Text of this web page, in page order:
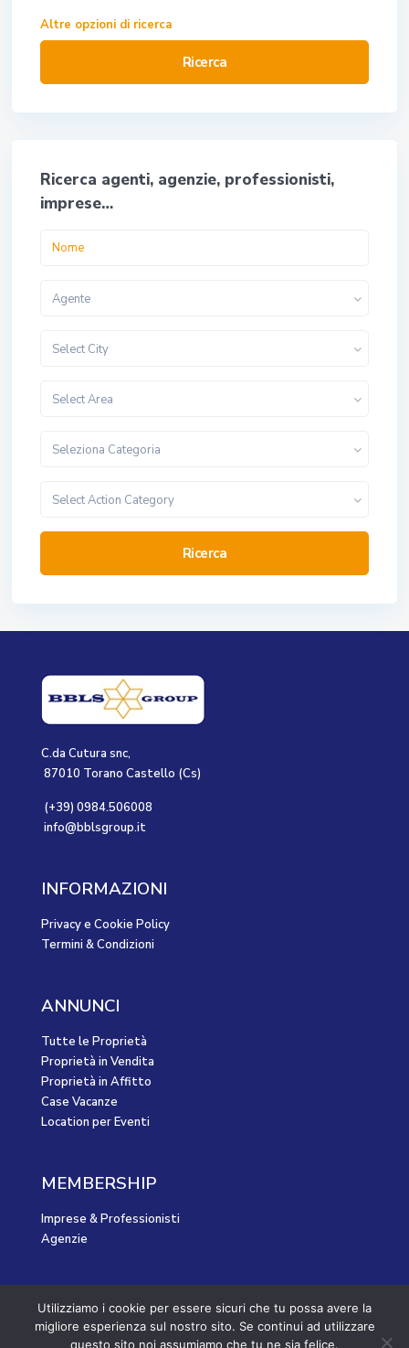
Altre opzioni di ricerca
Ricerca
Ricerca agenti, agenzie, professionisti,
imprese…
Agente
Select City
Select Area
Seleziona Categoria
Select Action Category
Ricerca
C.da Cutura snc,
87010 Torano Castello (Cs)
(+39) 0984.506008
info@bblsgroup.it
INFORMAZIONI
Privacy e Cookie Policy
Termini & Condizioni
ANNUNCI
Tutte le Proprietà
Proprietà in Vendita
Proprietà in Affitto
Case Vacanze
Location per Eventi
MEMBERSHIP
Imprese & Professionisti
Agenzie
©2023 BBLS GROUP - Tutti i diritti riservati.
Utilizziamo i cookie per essere sicuri che tu possa avere la
migliore esperienza sul nostro sito. Se continui ad utilizzare
questo sito noi assumiamo che tu ne sia felice.